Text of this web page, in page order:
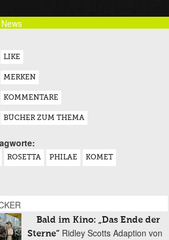
News
LIKE
MERKEN
KOMMENTARE
BÜCHER ZUM THEMA
ROSETTA PHILAE KOMET
Bald im Kino: „Das Ende der
Sterne“ Ridley Scotts Adaption von